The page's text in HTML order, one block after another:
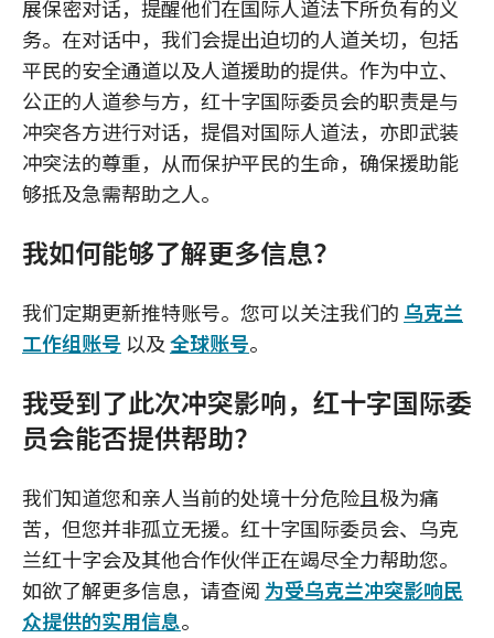
展保密对话，提醒他们在国际人道法下所负有的义
务。在对话中，我们会提出迫切的人道关切，包括
平民的安全通道以及人道援助的提供。作为中立、
公正的人道参与方，红十字国际委员会的职责是与
冲突各方进行对话，提倡对国际人道法，亦即武装
冲突法的尊重，从而保护平民的生命，确保援助能
够抵及急需帮助之人。
我如何能够了解更多信息？
我们定期更新推特账号。您可以关注我们的 乌克兰
工作组账号 以及全球账号。
我受到了此次冲突影响，红十字国际委
员会能否提供帮助？
我们知道您和亲人当前的处境十分危险且极为痛
苦，但您并非孤立无援。红十字国际委员会、乌克
兰红十字会及其他合作伙伴正在竭尽全力帮助您。
如欲了解更多信息，请查阅 为受乌克兰冲突影响民
众提供的实用信息。